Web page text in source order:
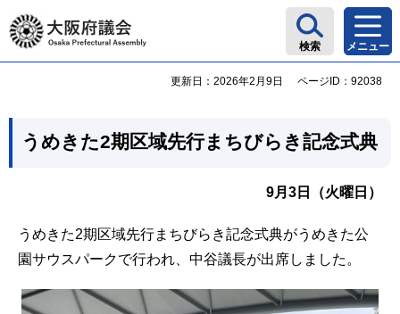
大阪府議会
検索 メニュー
更新日：2026年2月9日 ページID：92038
うめきた2期区域先行まちびらき記念式典
9月3日（火曜日）
うめきた2期区域先行まちびらき記念式典がうめきた公
園サウスパークで行われ、中谷議長が出席しました。